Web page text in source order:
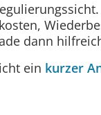
dann
ein kurzer